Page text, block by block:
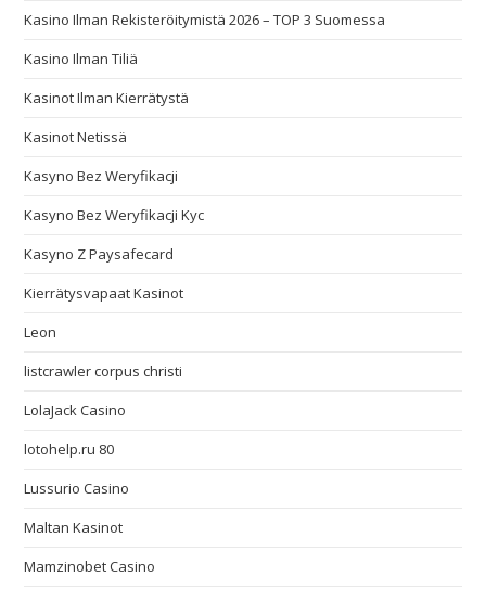
Kasino Ilman Rekisteröitymistä 2026 – TOP 3 Suomessa
Kasino Ilman Tiliä
Kasinot Ilman Kierrätystä
Kasinot Netissä
Kasyno Bez Weryfikacji
Kasyno Bez Weryfikacji Kyc
Kasyno Z Paysafecard
Kierrätysvapaat Kasinot
Leon
listcrawler corpus christi
LolaJack Casino
lotohelp.ru 80
Lussurio Casino
Maltan Kasinot
Mamzinobet Casino